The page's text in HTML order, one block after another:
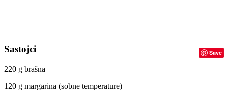
Save
Sastojci
220 g brašna
120 g margarina (sobne temperature)